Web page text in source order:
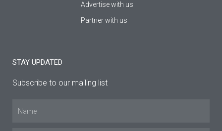
Advertise with us
Partner with us
STAY UPDATED
Subscribe to our mailing list